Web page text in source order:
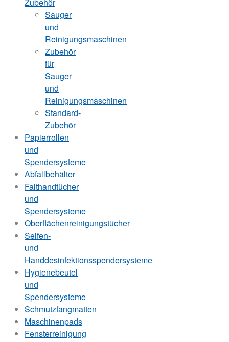
Sauger
und
Reinigungsmaschinen
Zubehör
für
Sauger
und
Reinigungsmaschinen
Standard-
Zubehör
Papierrollen
und
Spendersysteme
Abfallbehälter
Falthandtücher
und
Spendersysteme
Oberflächenreinigungstücher
Seifen-
und
Handdesinfektionsspendersysteme
Hygienebeutel
und
Spendersysteme
Schmutzfangmatten
Maschinenpads
Fensterreinigung